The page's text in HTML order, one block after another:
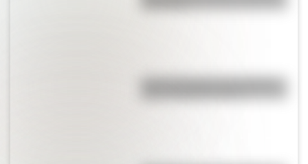
Las 12 máximas de San Martín